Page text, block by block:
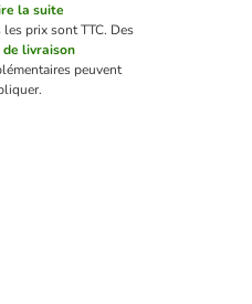
la suite
les prix sont TTC. Des
livraison
peuvent